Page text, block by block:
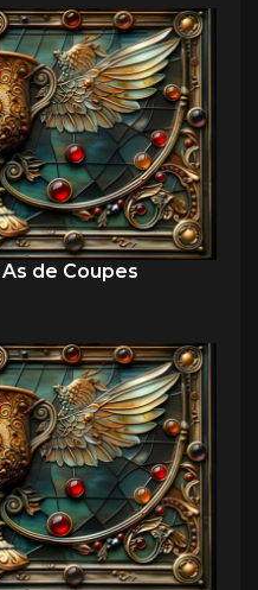
de Coupes